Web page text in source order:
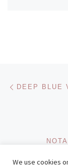
DEEP BLUE
We use cookies